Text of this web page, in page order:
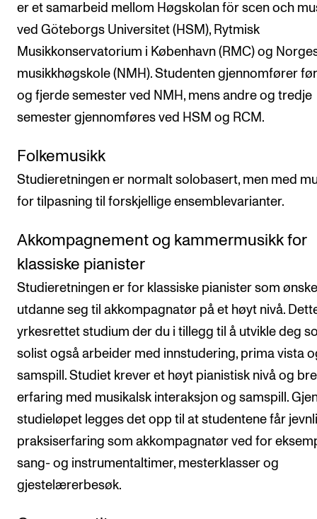
er et samarbeid mellom Høgskolan för scen och
ved Göteborgs Universitet (HSM), Rytmisk
Musikkonservatorium i København (RMC) og
musikkhøgskole (NMH). Studenten gjennomfører
og fjerde semester ved NMH, mens andre og tredje
semester gjennomføres ved HSM og RCM.
Folkemusikk
Studieretningen er normalt solobasert, men med
for tilpasning til forskjellige ensemblevarianter.
Akkompagnement og kammermusikk for
klassiske pianister
Studieretningen er for klassiske pianister som
utdanne seg til akkompagnatør på et høyt nivå.
yrkesrettet studium der du i tillegg til å utvikle deg
solist også arbeider med innstudering, prima vista
samspill. Studiet krever et høyt pianistisk nivå og
erfaring med musikalsk interaksjon og samspill.
studieløpet legges det opp til at studentene får
praksiserfaring som akkompagnatør ved for
sang- og instrumentaltimer, mesterklasser og
gjestelærerbesøk.